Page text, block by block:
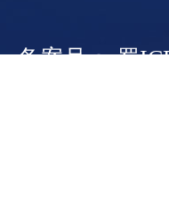
备案号： 蜀